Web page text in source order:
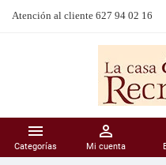
Atención al cliente 627 94 02 16

Categorías

Mi cuenta